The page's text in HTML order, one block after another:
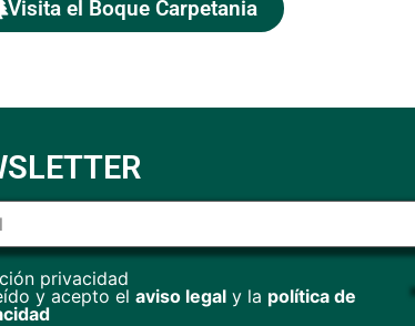
Visita el Boque Carpetania
privacidad
y acepto el aviso legaly la política de